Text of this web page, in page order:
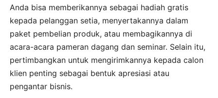
Anda bisa memberikannya sebagai hadiah gratis
kepada pelanggan setia, menyertakannya dalam
paket pembelian produk, atau membagikannya di
acara-acara pameran dagang dan seminar. Selain itu,
pertimbangkan untuk mengirimkannya kepada calon
klien penting sebagai bentuk apresiasi atau
pengantar bisnis.